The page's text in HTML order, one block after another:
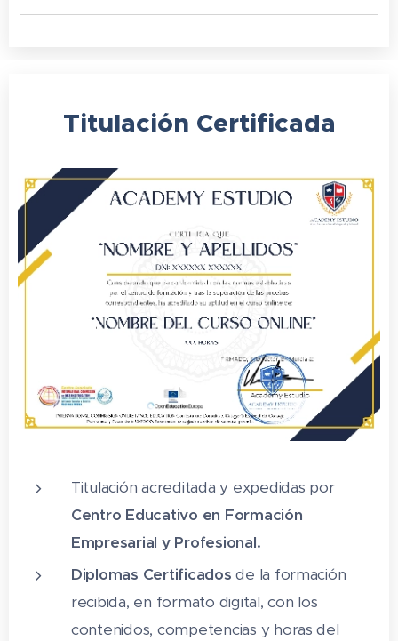
2. Denominaciones
4. Queso Cabrales
5. Queso Cabrales II
6. Gamoneo o Gamonedo
7. Idiazábal I
8. Idiazábal II
10. Picón Bejes-Tresviso
13. Camerano
14. Casín
15. L´alt Urgell
16. Torta de la Serena
Titulación Certificada
Titulación acreditada y expedidas por
Centro Educativo en Formación
Empresarial y Profesional.
Diplomas Certificados de la formación
recibida, en formato digital, con los
contenidos, competencias y horas del